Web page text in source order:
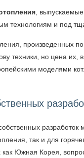
,
технологиям и под
произведенных
техники, но цена их,
моделями
так и для
Южная Корея,